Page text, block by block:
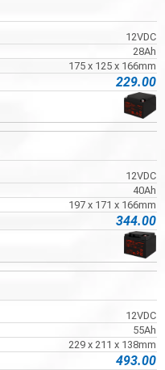
12VDC
28Ah
175 x 125 x 166mm
229.00
12VDC
40Ah
197 x 171 x 166mm
344.00
12VDC
55Ah
229 x 211 x 138mm
493.00